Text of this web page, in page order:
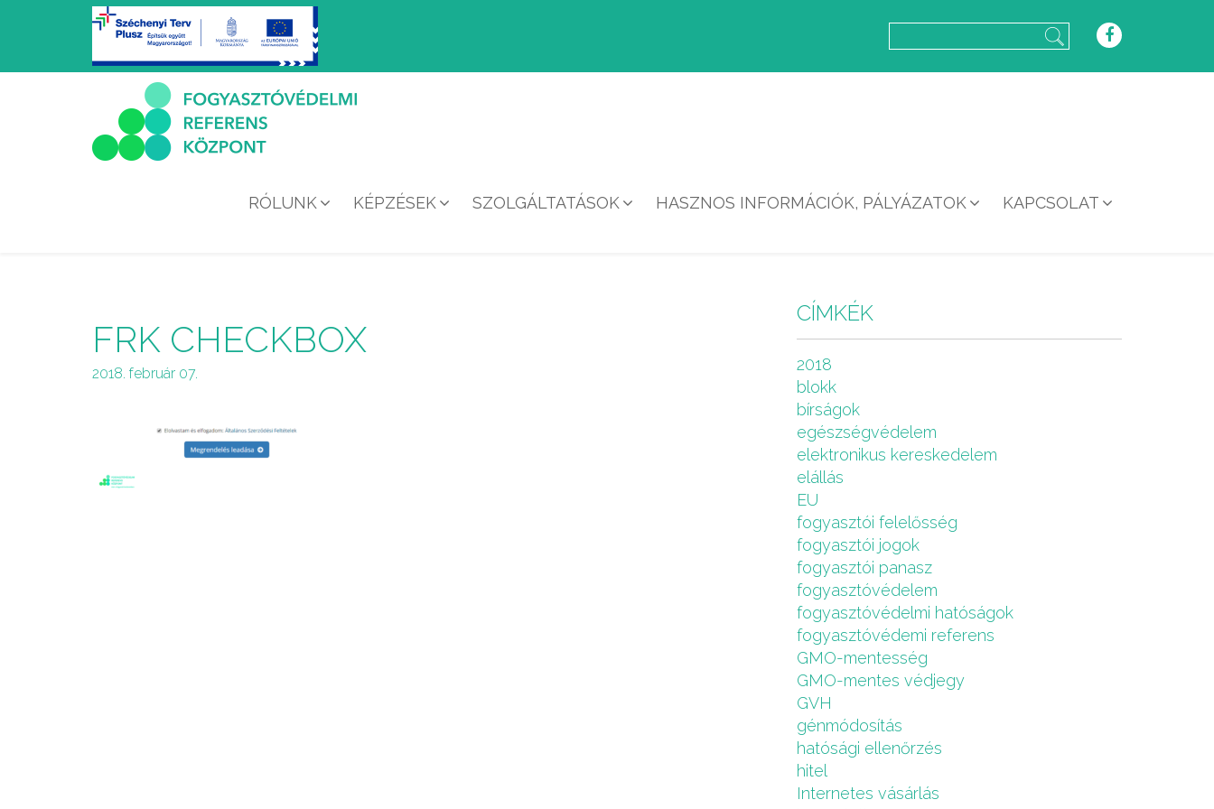
RÓLUNK KÉPZÉSEK SZOLGÁLTATÁSOK HASZNOS INFORMÁCIÓK, PÁLYÁZATOK KAPCSOLAT
FRK CHECKBOX
2018. február 07.
CÍMKÉK
2018
blokk
bírságok
egészségvédelem
elektronikus kereskedelem
elállás
EU
fogyasztói felelősség
fogyasztói jogok
fogyasztói panasz
fogyasztóvédelem
fogyasztóvédelmi hatóságok
fogyasztóvédemi referens
GMO-mentesség
GMO-mentes védjegy
GVH
génmódosítás
hatósági ellenőrzés
hitel
Internetes vásárlás